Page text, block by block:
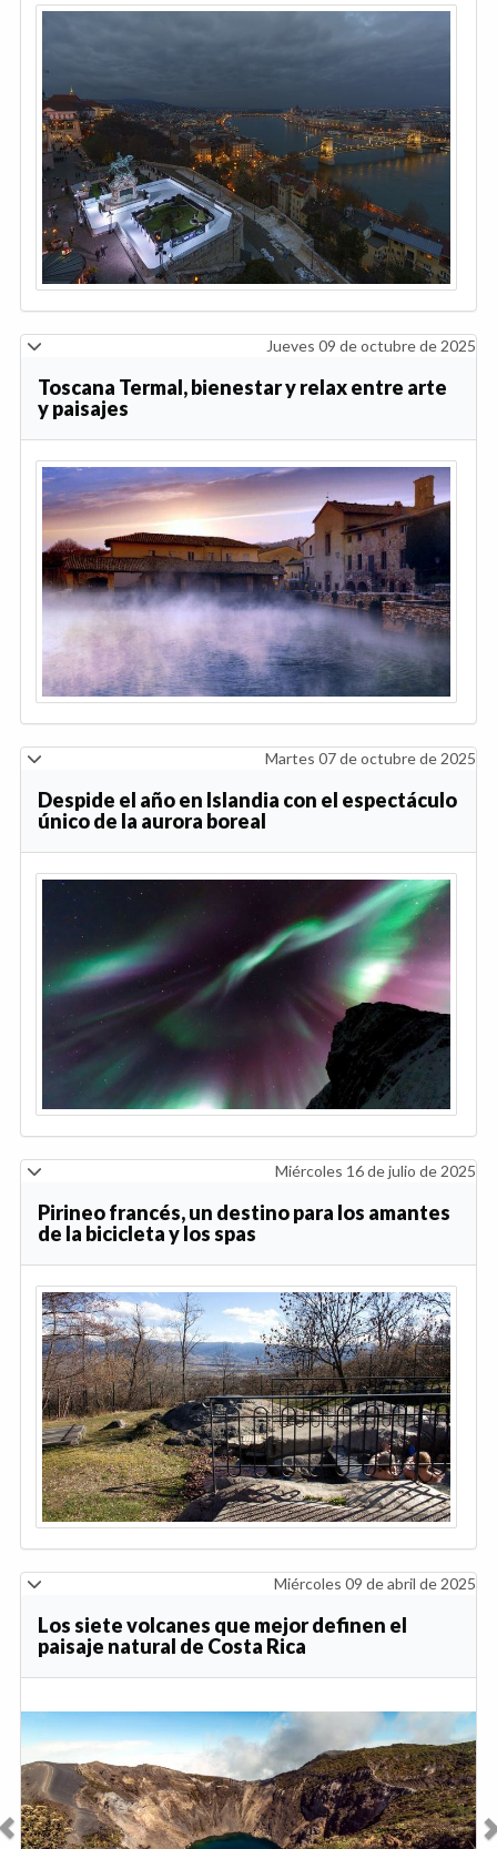
Jueves 09 de octubre de 2025
Toscana Termal, bienestar y relax entre arte
y paisajes
Martes 07 de octubre de 2025
Despide el año en Islandia con el espectáculo
único de la aurora boreal
Miércoles 16 de julio de 2025
Pirineo francés, un destino para los amantes
de la bicicleta y los spas
Miércoles 09 de abril de 2025
Los siete volcanes que mejor definen el
paisaje natural de Costa Rica
Anterior